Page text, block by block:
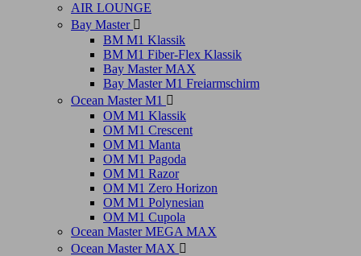
AIR LOUNGE
Bay Master 
BM M1 Klassik
BM M1 Fiber-Flex Klassik
Bay Master MAX
Bay Master M1 Freiarmschirm
Ocean Master M1 
OM M1 Klassik
OM M1 Crescent
OM M1 Manta
OM M1 Pagoda
OM M1 Razor
OM M1 Zero Horizon
OM M1 Polynesian
OM M1 Cupola
Ocean Master MEGA MAX
Ocean Master MAX 